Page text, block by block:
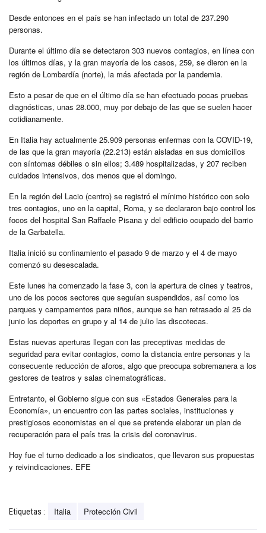
Desde entonces en el país se han infectado un total de 237.290
personas.
Durante el último día se detectaron 303 nuevos contagios, en línea con
los últimos días, y la gran mayoría de los casos, 259, se dieron en la
región de Lombardía (norte), la más afectada por la pandemia.
Esto a pesar de que en el último día se han efectuado pocas pruebas
diagnósticas, unas 28.000, muy por debajo de las que se suelen hacer
cotidianamente.
En Italia hay actualmente 25.909 personas enfermas con la COVID-19,
de las que la gran mayoría (22.213) están aisladas en sus domicilios
con síntomas débiles o sin ellos; 3.489 hospitalizadas, y 207 reciben
cuidados intensivos, dos menos que el domingo.
En la región del Lacio (centro) se registró el mínimo histórico con solo
tres contagios, uno en la capital, Roma, y se declararon bajo control los
focos del hospital San Raffaele Pisana y del edificio ocupado del barrio
de la Garbatella.
Italia inició su confinamiento el pasado 9 de marzo y el 4 de mayo
comenzó su desescalada.
Este lunes ha comenzado la fase 3, con la apertura de cines y teatros,
uno de los pocos sectores que seguían suspendidos, así como los
parques y campamentos para niños, aunque se han retrasado al 25 de
junio los deportes en grupo y al 14 de julio las discotecas.
Estas nuevas aperturas llegan con las preceptivas medidas de
seguridad para evitar contagios, como la distancia entre personas y la
consecuente reducción de aforos, algo que preocupa sobremanera a los
gestores de teatros y salas cinematográficas.
Entretanto, el Gobierno sigue con sus «Estados Generales para la
Economía», un encuentro con las partes sociales, instituciones y
prestigiosos economistas en el que se pretende elaborar un plan de
recuperación para el país tras la crisis del coronavirus.
Hoy fue el turno dedicado a los sindicatos, que llevaron sus propuestas
y reivindicaciones. EFE
Etiquetas : Italia Protección Civil